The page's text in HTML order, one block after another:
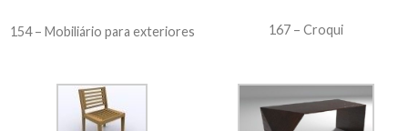
154 – Mobiliário para exteriores 167 – Croqui